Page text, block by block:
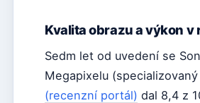
Kvalita obrazu a výkon v
Sedm let od uvedení se
Megapixelu
(recenzní portál) dal 8,4 z